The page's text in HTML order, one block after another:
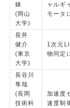
錬
(岡山
大学)
ャルギ
モータ
長井
健介
(東京
大学)
1次元
物同定
長谷川
隼哉
(長岡
技術科
加速度
速度制